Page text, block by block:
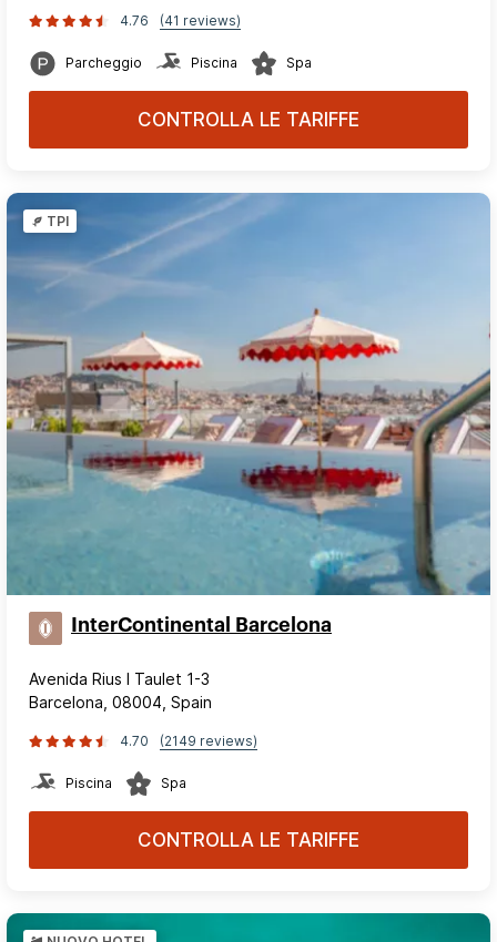
4.76 (41 reviews)
Parcheggio Piscina Spa
CONTROLLA LE TARIFFE
TPI
InterContinental Barcelona
Avenida Rius I Taulet 1-3
Barcelona, 08004, Spain
4.70 (2149 reviews)
Piscina Spa
CONTROLLA LE TARIFFE